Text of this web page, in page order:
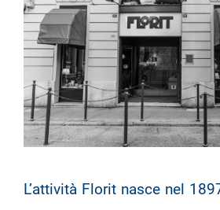
L’attività Florit nasce nel